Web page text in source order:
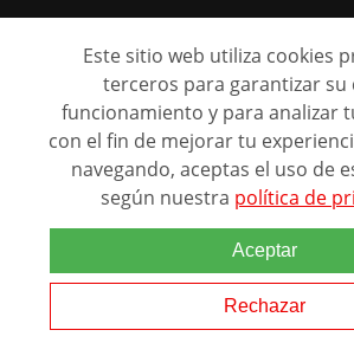
Registrar Centro (FREE)
C/ Faraday, 7 - Oficina 004D Parque
28049 Madrid, España
Grupo Eurohispana. Todos los
derechos reservados.
Este sitio web utiliza cookies
terceros para garantizar su
funcionamiento y para analizar
con el fin de mejorar tu
navegando, aceptas el uso de
según nuestra política de
Aceptar
Rechazar